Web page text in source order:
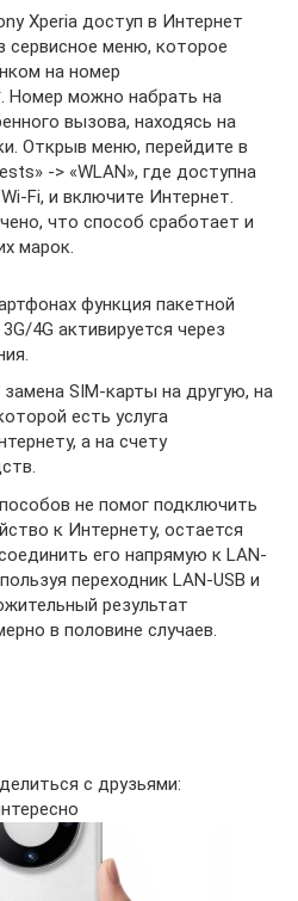
Xperia доступ в Интернет
сервисное меню, которое
на номер
Номер можно набрать на
вызова, находясь на
Открыв меню, перейдите в
-> «WLAN», где доступна
Fi, и включите Интернет.
что способ сработает и
марок.
функция пакетной
4G активируется через
SIM-карты на другую, на
есть услуга
а на счету
не помог подключить
к Интернету, остается
его напрямую к LAN-
переходник LAN-USB и
результат
в половине случаев.
с друзьями: